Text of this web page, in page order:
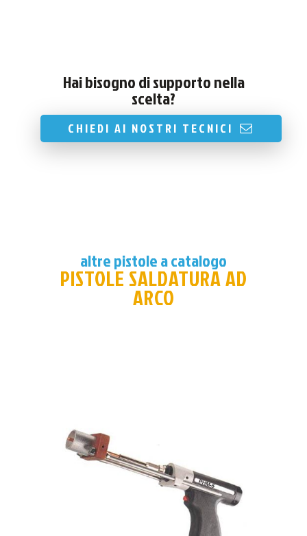
Hai bisogno di supporto nella
scelta?
CHIEDI AI NOSTRI TECNICI
altre pistole a catalogo
PISTOLE SALDATURA AD
ARCO